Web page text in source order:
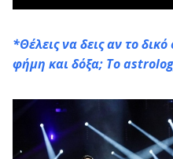
*Θέλεις να δεις αν το
φήμη και δόξα; To